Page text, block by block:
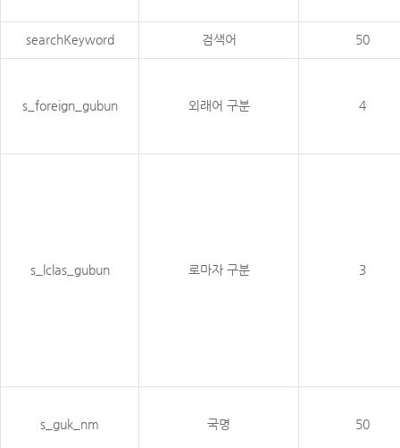
searchKeyword 검색어 50
s_foreign_gubun 외래어 구분 4
s_lclas_gubun 로마자 구분 3
s_guk_nm 국명 50